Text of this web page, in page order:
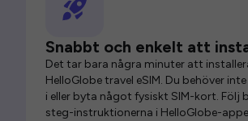
Snabbt och enkelt att
Det tar bara några minuter att
HelloGlobe travel eSIM. Du behöver
i eller byta något fysiskt SIM-kort. Följ
steg-instruktionerna i HelloGlobe-